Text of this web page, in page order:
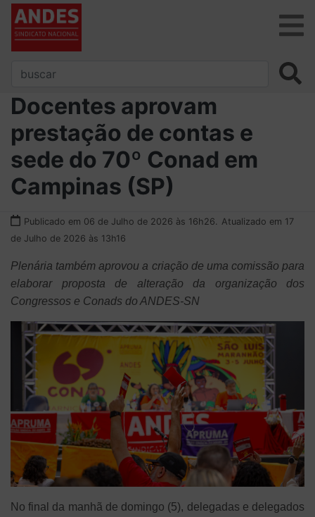
Docentes aprovam
prestação de contas e
sede do 70º Conad em
Campinas (SP)
Publicado em 06 de Julho de 2026 às 16h26.
Atualizado em 17
de Julho de 2026 às 13h16
Plenária também aprovou a criação de uma comissão para
elaborar proposta de alteração da organização dos
Congressos e Conads do ANDES-SN
No final da manhã de domingo (5), delegadas e delegados